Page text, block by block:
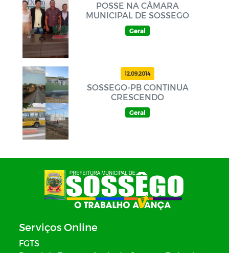
POSSE NA CÂMARA
MUNICIPAL DE SOSSEGO
Geral
12.09.2014
SOSSEGO-PB CONTINUA
CRESCENDO
Geral
Serviços Online
FGTS